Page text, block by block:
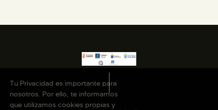
Tu Privacidad es importante para
nosotros. Por ello, te informamos
que utilizamos cookies propias y